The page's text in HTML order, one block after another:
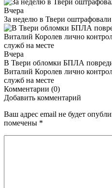
Вчера
За неделю в Твери
Вчера
В Твери обломки БПЛА
Виталий Королев лично
служб на месте
Комментарии (0)
Добавить комментарий
Ваш адрес email не будет
помечены *